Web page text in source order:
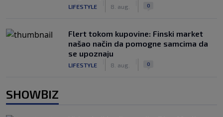
LIFESTYLE 8. aug. 0
Flert tokom kupovine: Finski market
našao način da pomogne samcima da
se upoznaju
LIFESTYLE 8. aug. 0
SHOWBIZ